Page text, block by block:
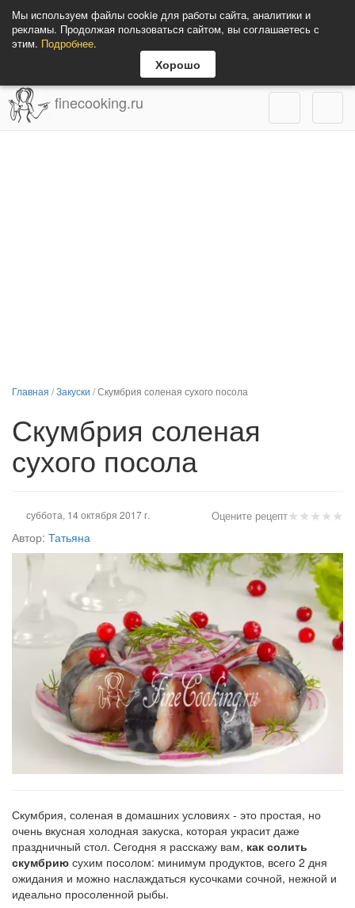
Мы используем файлы cookie для работы сайта, аналитики и
рекламы. Продолжая пользоваться сайтом, вы соглашаетесь с
этим. Подробнее.
Хорошо
finecooking.ru
Главная /Закуски /Скумбрия соленая сухого посола
Скумбрия соленая
сухого посола
★★★★★
Оцените рецепт
суббота, 14 октября 2017 г.
Автор: Татьяна
Скумбрия, соленая в домашних условиях - это простая, но
очень вкусная холодная закуска, которая украсит даже
праздничный стол. Сегодня я расскажу вам, как солить
скумбрию сухим посолом: минимум продуктов, всего 2 дня
ожидания и можно наслаждаться кусочками сочной, нежной и
идеально просоленной рыбы.